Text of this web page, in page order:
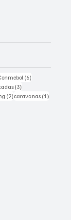
posts (6)
(3)
(2)2 posts
caravanas (1)